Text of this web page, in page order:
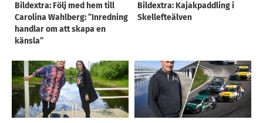
Bildextra: Följ med hem till
Carolina Wahlberg: ”Inredning
handlar om att skapa en
känsla”
Bildextra: Kajakpaddling i
Skellefteälven